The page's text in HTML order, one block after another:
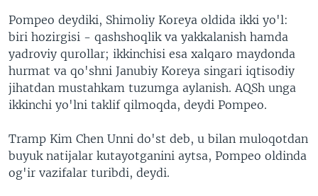
Pompeo deydiki, Shimoliy Koreya oldida ikki yo'l:
biri hozirgisi - qashshoqlik va yakkalanish hamda
yadroviy qurollar; ikkinchisi esa xalqaro maydonda
hurmat va qo'shni Janubiy Koreya singari iqtisodiy
jihatdan mustahkam tuzumga aylanish. AQSh unga
ikkinchi yo'lni taklif qilmoqda, deydi Pompeo.
Tramp Kim Chen Unni do'st deb, u bilan muloqotdan
buyuk natijalar kutayotganini aytsa, Pompeo oldinda
og'ir vazifalar turibdi, deydi.